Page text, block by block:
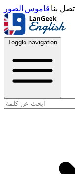
اتصل بنا|قاموس الصور
Toggle navigation